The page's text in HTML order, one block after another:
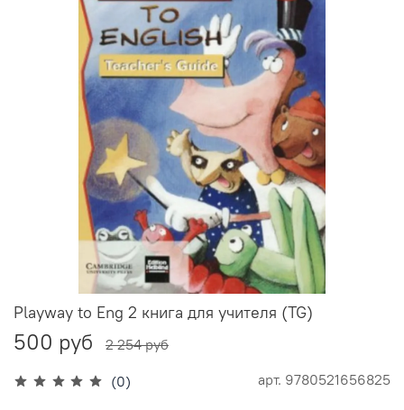
(0) арт. 9780521656825
Playway to Eng 2 книга для учителя (TG)
500 руб 2 254 руб